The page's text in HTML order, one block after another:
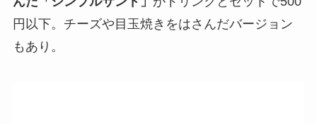
円以下。チーズや目玉焼きをはさんだバージョン
もあり。